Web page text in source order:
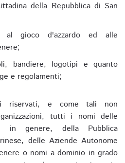
della Repubblica di San
gioco d'azzardo ed alle
bandiere, logotipi e quanto
e regolamenti;
riservati, e come tali non
tutti i nomi delle
in genere, della Pubblica
delle Aziende Autonome
o nomi a dominio in grado